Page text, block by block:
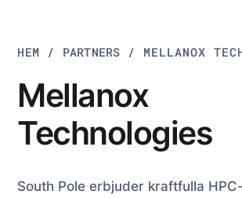
HEM/ PARTNERS / MELLANOX
Mellanox
Technologies
South Pole erbjuder kraftfulla